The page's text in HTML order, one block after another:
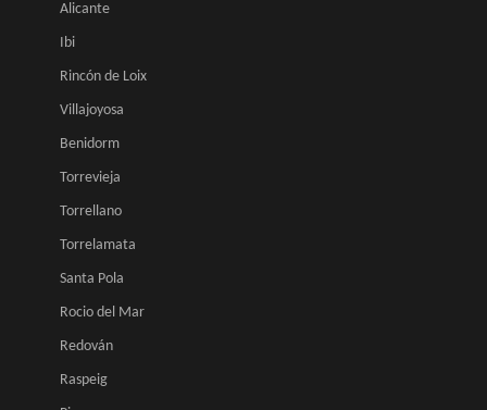
Alicante
Ibi
Rincón de Loix
Villajoyosa
Benidorm
Torrevieja
Torrellano
Torrelamata
Santa Pola
Rocio del Mar
Redován
Raspeig